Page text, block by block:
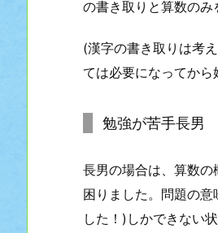
の書き取りと算数のみ
(漢字の書き取りは考
ては必要になってか
勉強が苦手長男
長男の場合は、算数
困りました。問題の
した！)しかできない